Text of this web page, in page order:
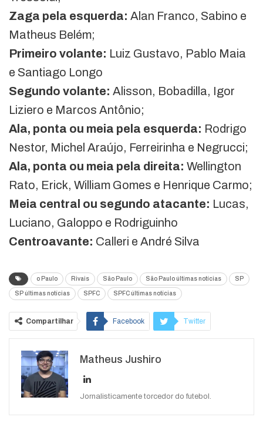
Zaga pela esquerda: Alan Franco, Sabino e
Matheus Belém;
Primeiro volante: Luiz Gustavo, Pablo Maia
e Santiago Longo
Segundo volante: Alisson, Bobadilla, Igor
Liziero e Marcos Antônio;
Ala, ponta ou meia pela esquerda: Rodrigo
Nestor, Michel Araújo, Ferreirinha e Negrucci;
Ala, ponta ou meia pela direita: Wellington
Rato, Erick, William Gomes e Henrique Carmo;
Meia central ou segundo atacante: Lucas,
Luciano, Galoppo e Rodriguinho
Centroavante: Calleri e André Silva
o Paulo Rivais São Paulo São Paulo últimas notícias SP
SP últimas notícias SPFC SPFC últimas notícias
Compartilhar Facebook Twitter
WhatsApp
Matheus Jushiro
Jornalisticamente torcedor do futebol.